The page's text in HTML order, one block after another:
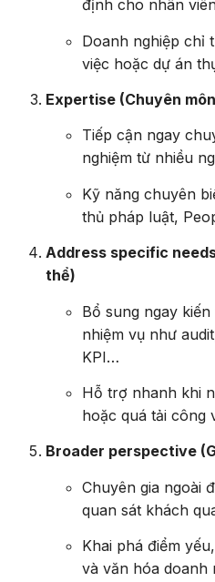
định cho nhân
Doanh nghiệp chỉ
việc hoặc dự án
Expertise (Chuyên
Tiếp cận ngay
nghiệm từ nhiều
Kỹ năng chuyên
thủ pháp luật,
Address specific
thể)
Bổ sung ngay
nhiệm vụ như
KPI…
Hỗ trợ nhanh khi
hoặc quá tải công
Broader perspective
Chuyên gia ngoài
quan sát khách
Khai phá điểm
và văn hóa doanh